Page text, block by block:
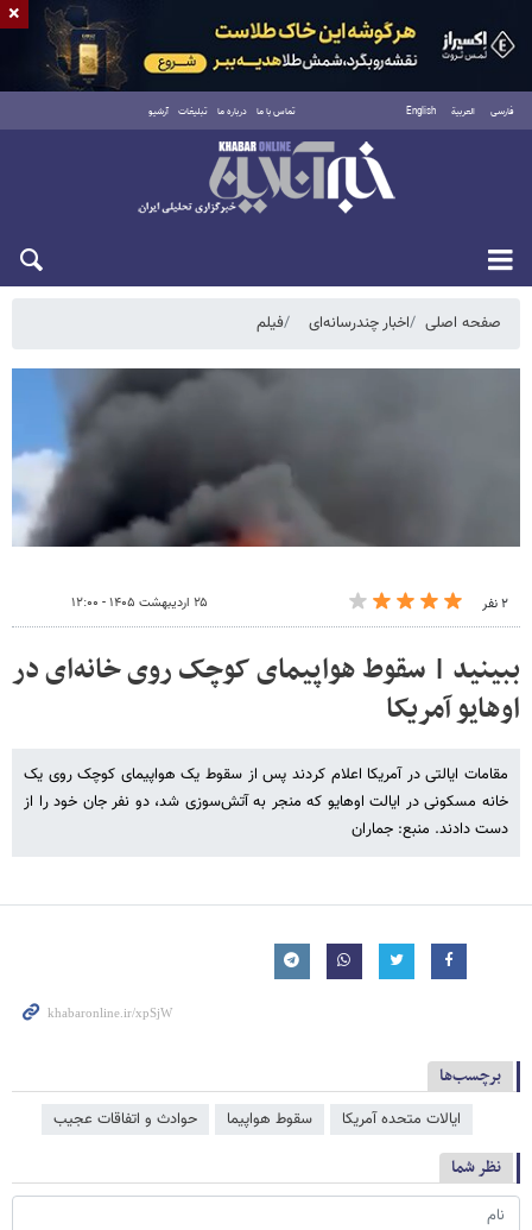
فارسی العربية English تماس با ما درباره ما تبلیغات آرشیو
جمعه ۱۶ مرداد ۱۴۰۵
صفحه اصلی اخبار چندرسانه‌ای فیلم
۲ نفر ۲۵ اردیبهشت ۱۴۰۵ - ۱۲:۰۰
ببینید | سقوط هواپیمای کوچک روی خانه‌ای در
اوهایو آمریکا
مقامات ایالتی در آمریکا اعلام کردند پس از سقوط یک هواپیمای کوچک روی یک
خانه مسکونی در ایالت اوهایو که منجر به آتش‌سوزی شد، دو نفر جان خود را از
دست دادند. منبع: جماران
برچسب‌ها
ایالات متحده آمریکا سقوط هواپیما حوادث و اتفاقات عجیب
نظر شما
×